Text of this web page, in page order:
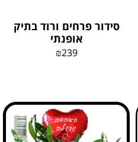
סידור פרחים ורוד בתיק
אופנתי
₪239